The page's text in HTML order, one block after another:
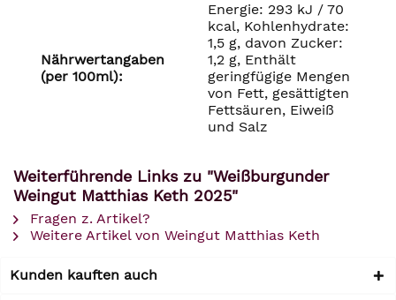
Nährwertangaben
(per 100ml):
Energie: 293 kJ / 70
kcal, Kohlenhydrate:
1,5 g, davon Zucker:
1,2 g, Enthält
geringfügige Mengen
von Fett, gesättigten
Fettsäuren, Eiweiß
und Salz
Weiterführende Links zu "Weißburgunder
Weingut Matthias Keth 2025"
Fragen z. Artikel?
Weitere Artikel von Weingut Matthias Keth
Kunden kauften auch